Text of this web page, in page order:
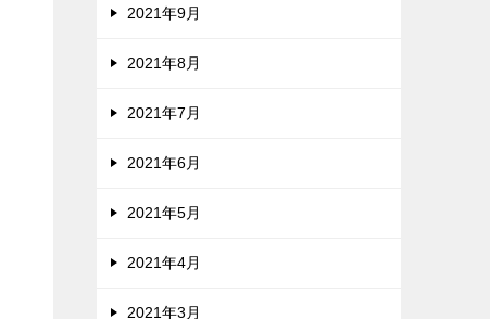
2021年9月
2021年8月
2021年7月
2021年6月
2021年5月
2021年4月
2021年3月